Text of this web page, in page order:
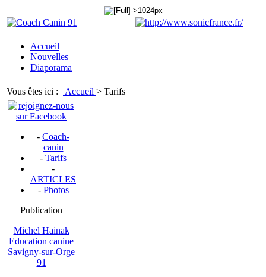
Accueil
Nouvelles
Diaporama
Vous êtes ici : Accueil > Tarifs
- Coach-
canin
- Tarifs
-
ARTICLES
- Photos
Publication
Michel Hainak
Education canine
Savigny-sur-Orge
91